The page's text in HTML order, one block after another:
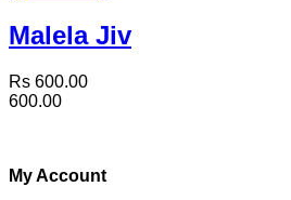
Malela Jiv
Rs 600.00
600.00
My Account